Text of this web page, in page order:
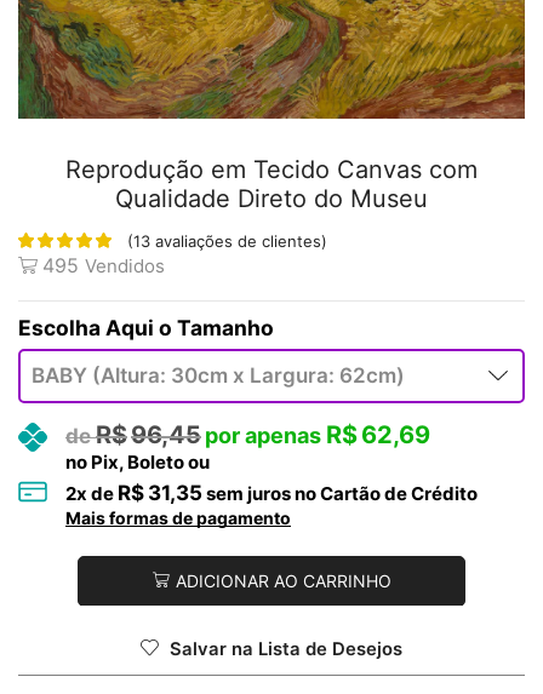
Reprodução em Tecido Canvas com
Qualidade Direto do Museu
(13 avaliações de clientes)
495 Vendidos
Tamanho
R$96,45 R$62,69
no Pix, Boleto ou
2x de R$ 31,35 sem juros no Cartão de Crédito
Mais formas de pagamento
ADICIONAR AO CARRINHO
Salvar na Lista de Desejos